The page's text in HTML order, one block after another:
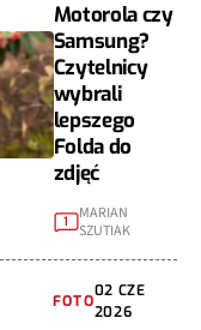
Motorola czy
Samsung?
Czytelnicy
wybrali
lepszego
Folda do
zdjęć
1
MARIAN
SZUTIAK
FOTO
02 CZE
2026